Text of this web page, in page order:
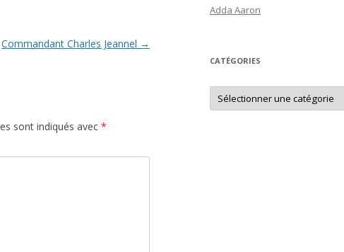
Commandant Charles Jeannel →
sont indiqués avec *
Adda Aaron
CATÉGORIES
Catégories